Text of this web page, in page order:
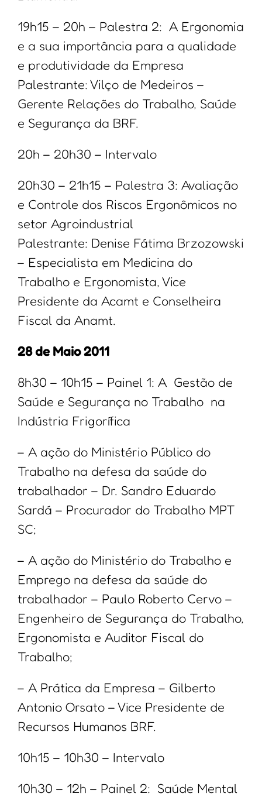
19h15 – 20h – Palestra 2: A Ergonomia
e a sua importância para a qualidade
e produtividade da Empresa
Palestrante: Vilço de Medeiros –
Gerente Relações do Trabalho, Saúde
e Segurança da BRF.
20h – 20h30 – Intervalo
20h30 – 21h15 – Palestra 3: Avaliação
e Controle dos Riscos Ergonômicos no
setor Agroindustrial
Palestrante: Denise Fátima Brzozowski
– Especialista em Medicina do
Trabalho e Ergonomista, Vice
Presidente da Acamt e Conselheira
Fiscal da Anamt.
28 de Maio 2011
8h30 – 10h15 – Painel 1: A Gestão de
Saúde e Segurança no Trabalho na
Indústria Frigorífica
– A ação do Ministério Público do
Trabalho na defesa da saúde do
trabalhador – Dr. Sandro Eduardo
Sardá – Procurador do Trabalho MPT
SC;
– A ação do Ministério do Trabalho e
Emprego na defesa da saúde do
trabalhador – Paulo Roberto Cervo –
Engenheiro de Segurança do Trabalho,
Ergonomista e Auditor Fiscal do
Trabalho;
– A Prática da Empresa – Gilberto
Antonio Orsato – Vice Presidente de
Recursos Humanos BRF.
10h15 – 10h30 – Intervalo
10h30 – 12h – Painel 2: Saúde Mental